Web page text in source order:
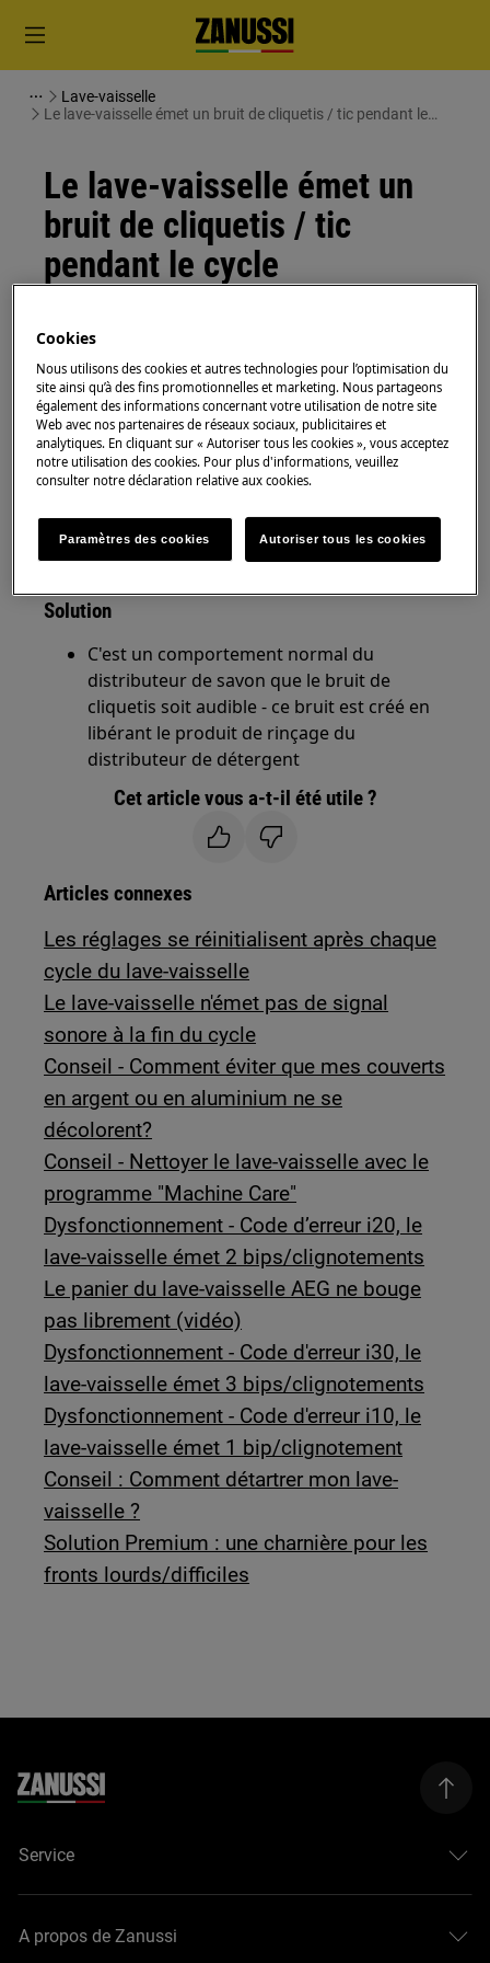
Lave-vaisselle
Le lave-vaisselle émet un bruit de cliquetis / tic pendant le
Le lave-vaisselle émet un
bruit de cliquetis / tic
pendant le cycle
Le lave-vaisselle émet un bruit de cliquetis /
tic pendant le cycle
Le distributeur de détergent crée un bruit
qui est audible pendant le cycle
S'applique à
Lave-vaisselle intégrés
Lave-vaisselle pose-libre
Solution
C'est un comportement normal du
distributeur de savon que le bruit de
cliquetis soit audible - ce bruit est créé en
libérant le produit de rinçage du
distributeur de détergent
Cet article vous a-t-il été utile ?
Articles connexes
Les réglages se réinitialisent après chaque
cycle du lave-vaisselle
Le lave-vaisselle n'émet pas de signal
sonore à la fin du cycle
Conseil - Comment éviter que mes couverts
en argent ou en aluminium ne se
décolorent?
Conseil - Nettoyer le lave-vaisselle avec le
programme "Machine Care"
Dysfonctionnement - Code d’erreur i20, le
lave-vaisselle émet 2 bips/clignotements
Le panier du lave-vaisselle AEG ne bouge
pas librement (vidéo)
Dysfonctionnement - Code d'erreur i30, le
lave-vaisselle émet 3 bips/clignotements
Dysfonctionnement - Code d'erreur i10, le
lave-vaisselle émet 1 bip/clignotement
Conseil : Comment détartrer mon lave-
vaisselle ?
Solution Premium : une charnière pour les
fronts lourds/difficiles
Service
A propos de Zanussi
Cookies
Nous utilisons des cookies et autres technologies pour l’optimisation du
site ainsi qu’à des fins promotionnelles et marketing. Nous partageons
également des informations concernant votre utilisation de notre site
Web avec nos partenaires de réseaux sociaux, publicitaires et
analytiques. En cliquant sur « Autoriser tous les cookies », vous acceptez
notre utilisation des cookies. Pour plus d'informations, veuillez
consulter notre déclaration relative aux cookies.
Paramètres des cookies Autoriser tous les cookies